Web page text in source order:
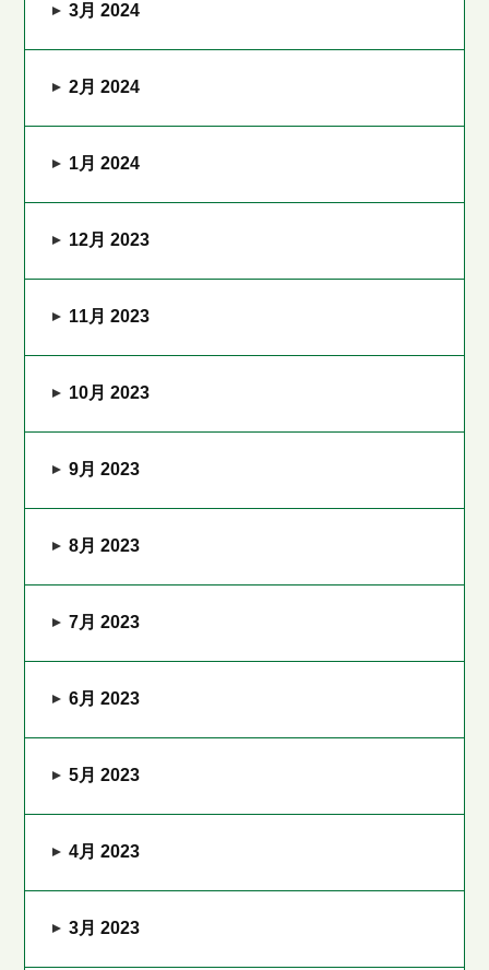
3月 2024
2月 2024
1月 2024
12月 2023
11月 2023
10月 2023
9月 2023
8月 2023
7月 2023
6月 2023
5月 2023
4月 2023
3月 2023